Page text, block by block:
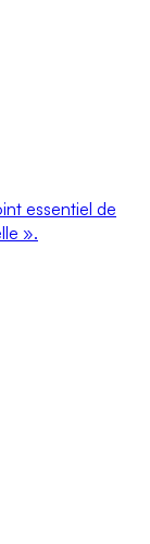
essentiel de
».